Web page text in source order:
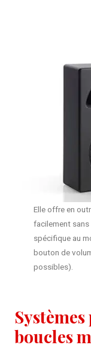
Elle offre en
facilement sans
spécifique au
bouton de
possibles).
boucles